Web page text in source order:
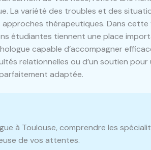
La variété des troubles et des
thérapeutiques. Dans cette
étudiantes tiennent une place
capable d’accompagner
relationnelles ou d’un soutien
adaptée.
à Toulouse, comprendre les
de vos attentes.